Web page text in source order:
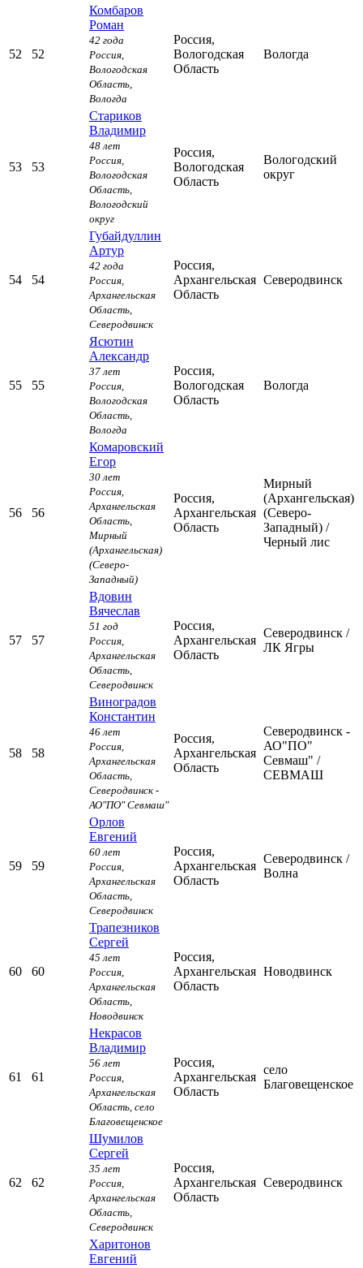
52 52
Комбаров
Роман
42 года
Россия,
Вологодская
Область,
Вологда
Россия,
Вологодская
Область
Вологда
53 53
Стариков
Владимир
48 лет
Россия,
Вологодская
Область,
Вологодский
округ
Россия,
Вологодская
Область
Вологодский
округ
54 54
Губайдуллин
Артур
42 года
Россия,
Архангельская
Область,
Северодвинск
Россия,
Архангельская
Область
Северодвинск
55 55
Ясютин
Александр
37 лет
Россия,
Вологодская
Область,
Вологда
Россия,
Вологодская
Область
Вологда
56 56
Комаровский
Егор
30 лет
Россия,
Архангельская
Область,
Мирный
(Архангельская)
(Северо-
Западный)
Россия,
Архангельская
Область
Мирный
(Архангельская)
(Северо-
Западный) /
Черный лис
57 57
Вдовин
Вячеслав
51 год
Россия,
Архангельская
Область,
Северодвинск
Россия,
Архангельская
Область
Северодвинск /
ЛК Ягры
58 58
Виноградов
Константин
46 лет
Россия,
Архангельская
Область,
Северодвинск -
АО"ПО" Севмаш"
Россия,
Архангельская
Область
Северодвинск -
АО"ПО"
Севмаш" /
СЕВМАШ
59 59
Орлов
Евгений
60 лет
Россия,
Архангельская
Область,
Северодвинск
Россия,
Архангельская
Область
Северодвинск /
Волна
60 60
Трапезников
Сергей
45 лет
Россия,
Архангельская
Область,
Новодвинск
Россия,
Архангельская
Область
Новодвинск
61 61
Некрасов
Владимир
56 лет
Россия,
Архангельская
Область, село
Благовещенское
Россия,
Архангельская
Область
село
Благовещенское
62 62
Шумилов
Сергей
35 лет
Россия,
Архангельская
Область,
Северодвинск
Россия,
Архангельская
Область
Северодвинск
Харитонов
Евгений